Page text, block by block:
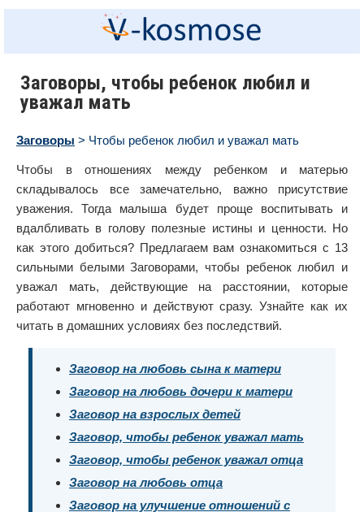
Заговоры, чтобы ребенок любил и
уважал мать
Заговоры > Чтобы ребенок любил и уважал мать
Чтобы в отношениях между ребенком и матерью
складывалось все замечательно, важно присутствие
уважения. Тогда малыша будет проще воспитывать и
вдалбливать в голову полезные истины и ценности. Но
как этого добиться? Предлагаем вам ознакомиться с 13
сильными белыми Заговорами, чтобы ребенок любил и
уважал мать, действующие на расстоянии, которые
работают мгновенно и действуют сразу. Узнайте как их
читать в домашних условиях без последствий.
Заговор на любовь сына к матери
Заговор на любовь дочери к матери
Заговор на взрослых детей
Заговор, чтобы ребенок уважал мать
Заговор, чтобы ребенок уважал отца
Заговор на любовь отца
Заговор на улучшение отношений с